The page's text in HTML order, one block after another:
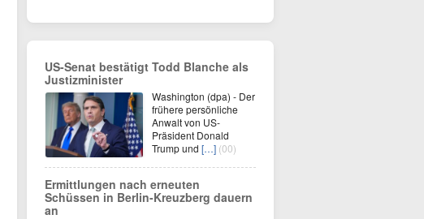
US-Senat bestätigt Todd Blanche als
Justizminister
Washington (dpa) - Der
frühere persönliche
Anwalt von US-
Präsident Donald
Trump und […] (00)
Ermittlungen nach erneuten
Schüssen in Berlin-Kreuzberg dauern
an